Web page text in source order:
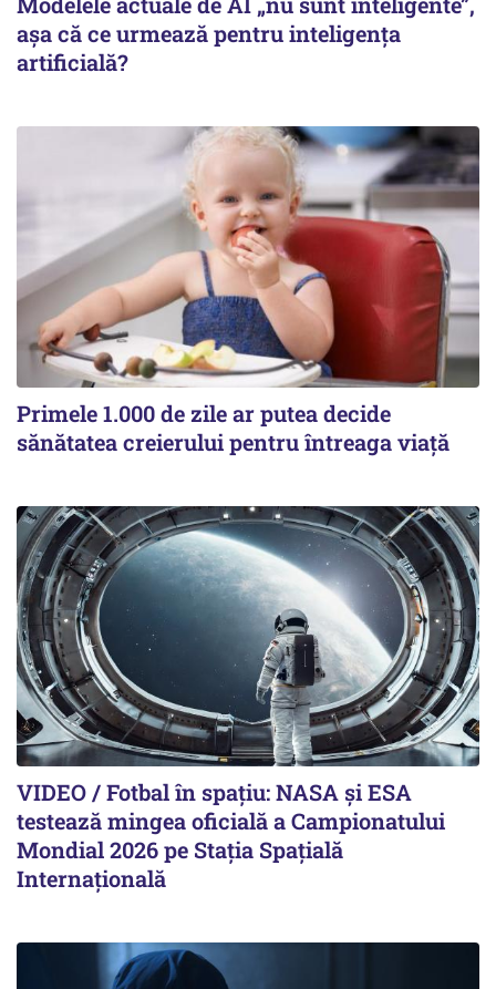
așa că ce urmează pentru inteligența
artificială?
Primele 1.000 de zile ar putea decide
sănătatea creierului pentru întreaga viață
VIDEO / Fotbal în spațiu: NASA și ESA
testează mingea oficială a Campionatului
Mondial 2026 pe Staţia Spaţială
Internaţională